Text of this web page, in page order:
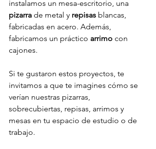
instalamos un mesa-escritorio, una
pizarra de metal y repisas blancas,
fabricadas en acero. Además,
fabricamos un práctico arrimo con
cajones.
Si te gustaron estos proyectos, te
invitamos a que te imagines cómo se
verían nuestras pizarras,
sobrecubiertas, repisas, arrimos y
mesas en tu espacio de estudio o de
trabajo.